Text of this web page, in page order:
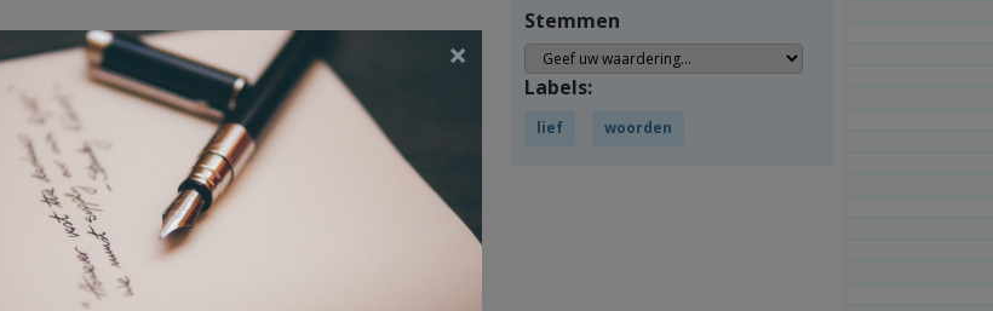
Stemmen
Labels:
lief woorden
×